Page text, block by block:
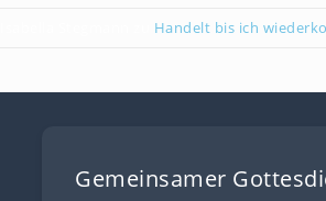
Handelt bis ich
Gemeinsamer